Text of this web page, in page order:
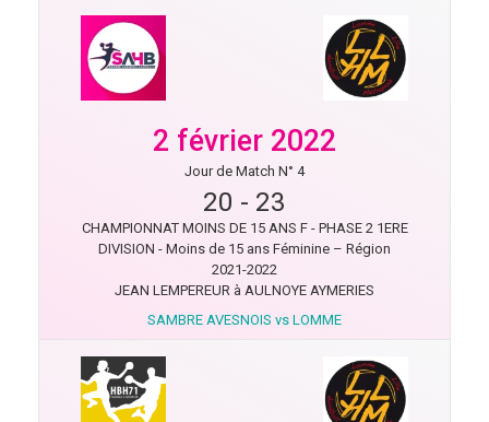
2 février 2022
Jour de Match N° 4
20 - 23
CHAMPIONNAT MOINS DE 15 ANS F - PHASE 2 1ERE
DIVISION - Moins de 15 ans Féminine – Région
2021-2022
JEAN LEMPEREUR à AULNOYE AYMERIES
SAMBRE AVESNOIS vs LOMME